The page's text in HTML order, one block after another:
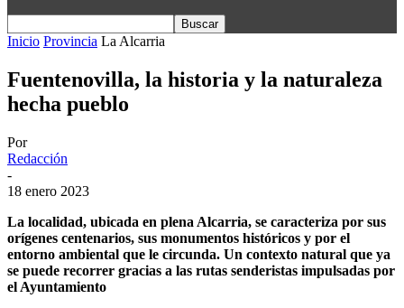
Inicio Provincia La Alcarria
Fuentenovilla, la historia y la naturaleza
hecha pueblo
Por
Redacción
-
18 enero 2023
La localidad, ubicada en plena Alcarria, se caracteriza por sus
orígenes centenarios, sus monumentos históricos y por el
entorno ambiental que le circunda. Un contexto natural que ya
se puede recorrer gracias a las rutas senderistas impulsadas por
el Ayuntamiento